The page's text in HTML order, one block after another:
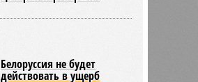
Белоруссия не будет
действовать в ущерб